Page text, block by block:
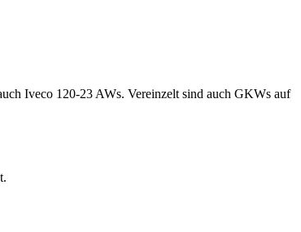
Iveco 120-23 AWs. Vereinzelt sind auch GKWs auf